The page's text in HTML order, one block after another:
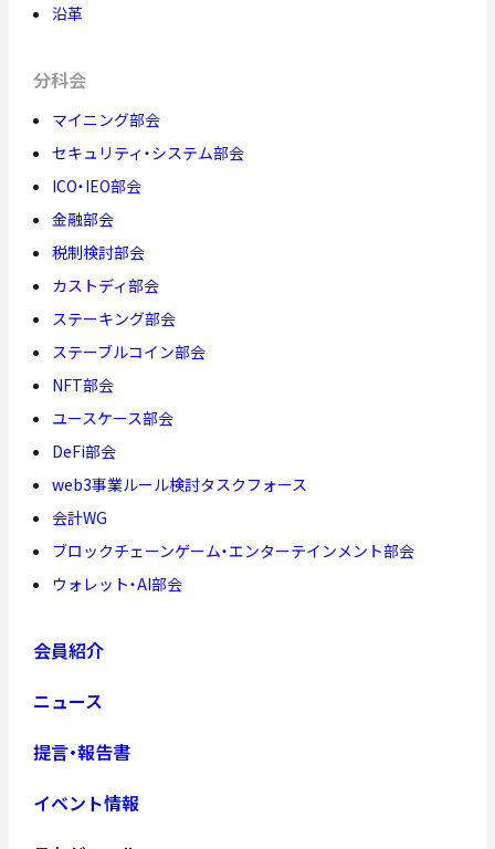
沿革
分科会
マイニング部会
セキュリティ・システム部会
ICO・IEO部会
金融部会
税制検討部会
カストディ部会
ステーキング部会
ステーブルコイン部会
NFT部会
ユースケース部会
DeFi部会
web3事業ルール検討タスクフォース
会計WG
ブロックチェーンゲーム・エンターテインメント部会
ウォレット・AI部会
会員紹介
ニュース
提言・報告書
イベント情報